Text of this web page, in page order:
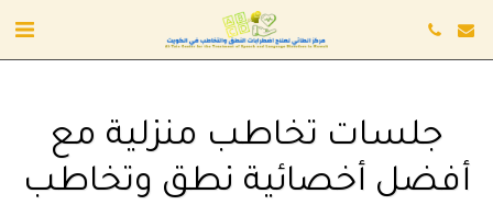
جلسات تخاطب منزلية مع
أفضل أخصائية نطق وتخاطب